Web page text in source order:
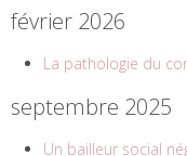
février 2026
La pathologie du
septembre 2025
Un bailleur social